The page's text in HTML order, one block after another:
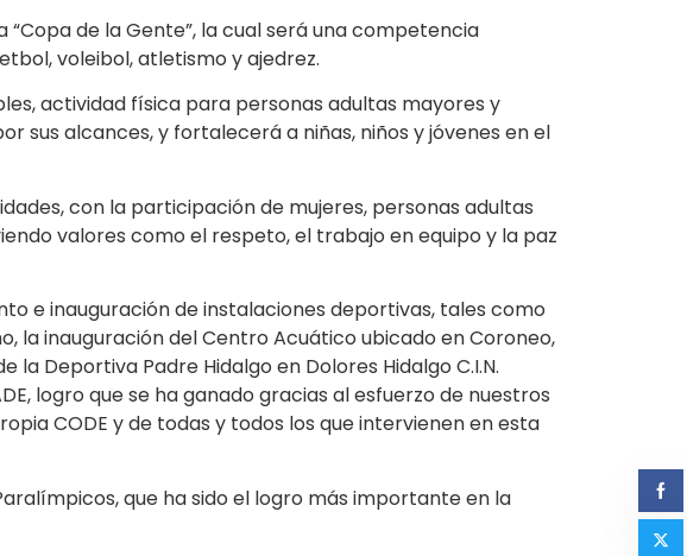
de la Gente”, la cual será una competencia
voleibol, atletismo y ajedrez.
actividad física para personas adultas mayores y
sus alcances, y fortalecerá a niñas, niños y jóvenes en el
con la participación de mujeres, personas adultas
valores como el respeto, el trabajo en equipo y la paz
e inauguración de instalaciones deportivas, tales como
la inauguración del Centro Acuático ubicado en Coroneo,
Deportiva Padre Hidalgo en Dolores Hidalgo C.I.N.
logro que se ha ganado gracias al esfuerzo de nuestros
CODE y de todas y todos los que intervienen en esta
que ha sido el logro más importante en la